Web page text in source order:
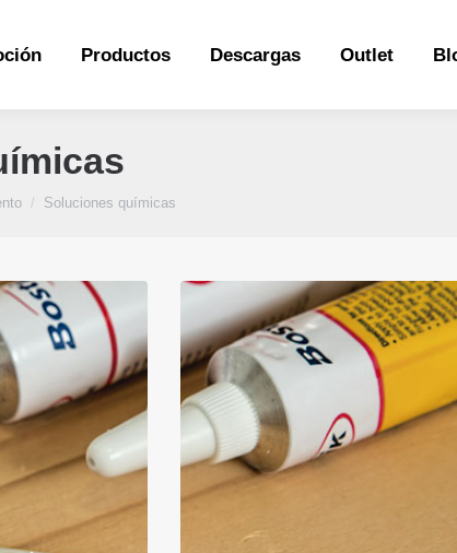
Productos Descargas Outlet
Soluciones químicas
Productos Descargas Outlet